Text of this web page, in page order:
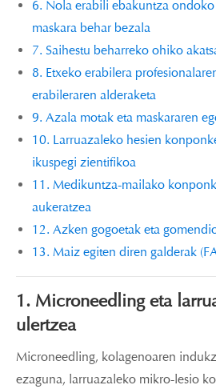
6. Nola erabili ebakuntza
maskara behar bezala
7. Saihestu beharreko ohiko
8. Etxeko erabilera
erabileraren alderaketa
9. Azala motak eta maskararen
10. Larruazaleko hesien
ikuspegi zientifikoa
11. Medikuntza-mailako
aukeratzea
12. Azken gogoetak eta
13. Maiz egiten diren galderak
1. Microneedling eta
ulertzea
Microneedling, kolagenoaren
ezaguna, larruazaleko mikro-lesio